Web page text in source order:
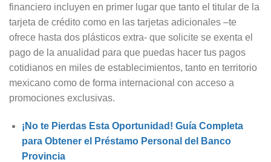
financiero incluyen en primer lugar que tanto el titular de la
tarjeta de crédito como en las tarjetas adicionales –te
ofrece hasta dos plásticos extra- que solicite se exenta el
pago de la anualidad para que puedas hacer tus pagos
cotidianos en miles de establecimientos, tanto en territorio
mexicano como de forma internacional con acceso a
promociones exclusivas.
¡No te Pierdas Esta Oportunidad! Guía Completa
para Obtener el Préstamo Personal del Banco
Provincia